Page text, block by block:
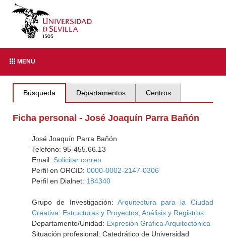
MENU
Búsqueda Departamentos Centros
Ficha personal - José Joaquín Parra Bañón
José Joaquín Parra Bañón
Telefono: 95-455.66.13
Email: Solicitar correo
Perfil en ORCID: 0000-0002-2147-0306
Perfil en Dialnet: 184340
Grupo de Investigación: Arquitectura para la Ciudad
Creativa: Estructuras y Proyectos, Análisis y Registros
Departamento/Unidad: Expresión Gráfica Arquitectónica
Situación profesional: Catedrático de Universidad